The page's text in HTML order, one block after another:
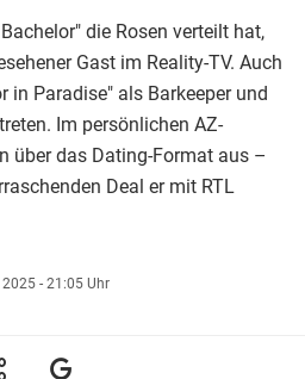
die Rosen verteilt hat,
Gast im Reality-TV. Auch
in Paradise" als Barkeeper und
Im persönlichen AZ-
über das Dating-Format aus –
Deal er mit RTL
- 21:05 Uhr